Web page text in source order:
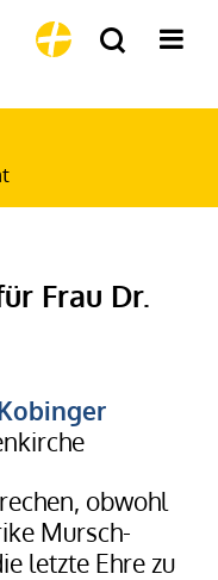
Frau Dr.
obwohl
Mursch-
letzte Ehre zu